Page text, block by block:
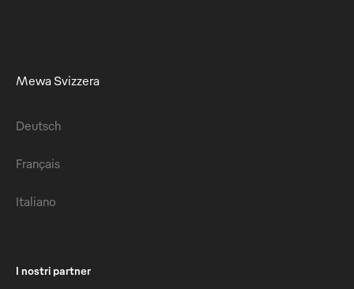
Mewa Svizzera
Deutsch
Français
Italiano
I nostri partner